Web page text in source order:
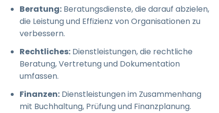
Beratung: Beratungsdienste, die darauf abzielen,
die Leistung und Effizienz von Organisationen zu
verbessern.
Rechtliches: Dienstleistungen, die rechtliche
Beratung, Vertretung und Dokumentation
umfassen.
Finanzen: Dienstleistungen im Zusammenhang
mit Buchhaltung, Prüfung und Finanzplanung.